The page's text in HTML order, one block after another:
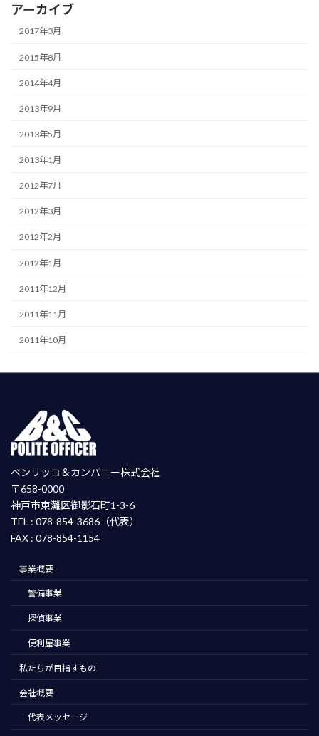
アーカイブ
2017年3月
2015年8月
2014年4月
2013年9月
2013年5月
2013年1月
2012年7月
2012年3月
2012年2月
2012年1月
2011年12月
2011年11月
2011年10月
ベンリッコ＆カンパニー株式会社
〒658-0000
神戸市東灘区御影石町1-3-6
TEL : 078-854-3686（代表）
FAX : 078-854-1154
事業概要
警備事業
探偵事業
便利屋事業
私たちが目指すもの
会社概要
代表メッセージ